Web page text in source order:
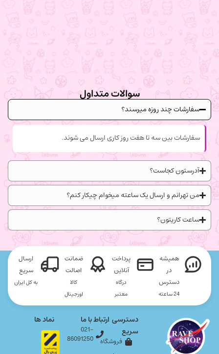
سوالات متداول
سفارشات چند روزه میرسند؟
سفارشات بین سه تا هفت روز کاری ارسال می شوند.
آدرستون کجاست؟
من تهرانم و ارسال یک ساعته میخوام چیکار کنم؟
ساعت کاریتون؟
همیشه
در
دسترس
24 ساعته
پرداخت
آنلاین
درگاه
معتبر
ضمانت
اصالت
کالا
اورجینال
ارسال
سریع
به کل ایران
دسترسی
سریع
فروشگاه
ارتباط با ما
021-
86091250
نماد ها